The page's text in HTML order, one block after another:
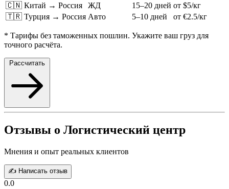
🇨🇳 Китай → Россия
ЖД 15–20 дней от $5/кг
🇹🇷 Турция → Россия Авто 5–10 дней от €2.5/кг
* Тарифы без таможенных пошлин. Укажите ваш груз для
точного расчёта.
Рассчитать
Отзывы о Логистический центр
Мнения и опыт реальных клиентов
✍️ Написать отзыв
0.0